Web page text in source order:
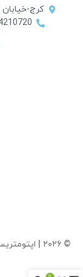
کرج-
/ 09044710720
© ۲۰۲۶ | اپتومتریست زهره حاج حسینی | تمامی حقوق محفوظ است.